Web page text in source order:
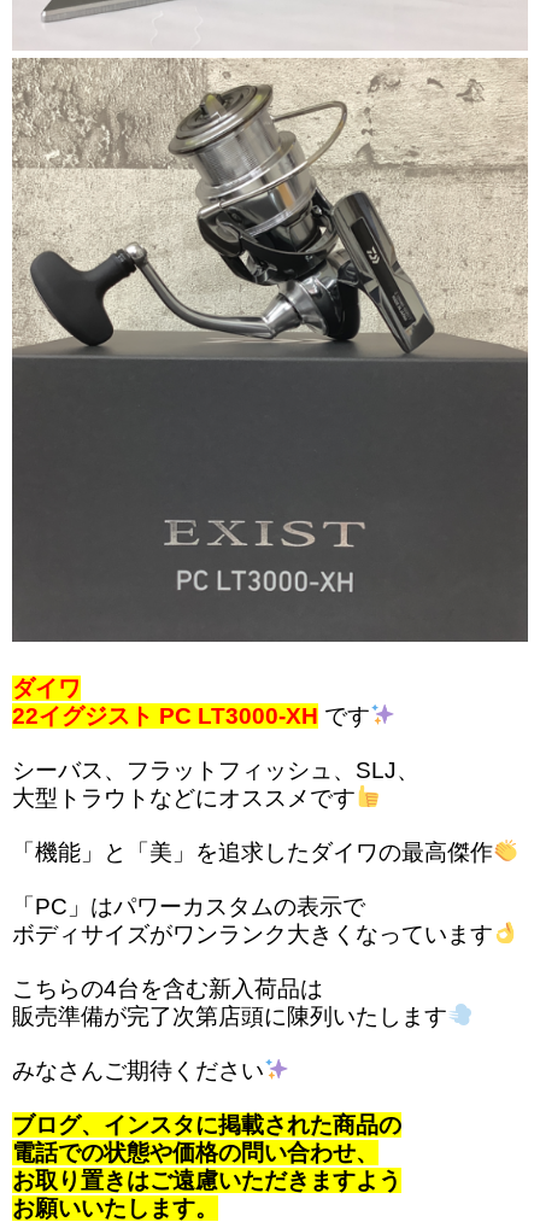
ダイワ
22イグジスト PC LT3000-XH です
シーバス、フラットフィッシュ、SLJ、
大型トラウトなどにオススメです
「機能」と「美」を追求したダイワの最高傑作
「PC」はパワーカスタムの表示で
ボディサイズがワンランク大きくなっています
こちらの4台を含む新入荷品は
販売準備が完了次第店頭に陳列いたします
みなさんご期待ください
ブログ、インスタに掲載された商品の
電話での状態や価格の問い合わせ、
お取り置きはご遠慮いただきますよう
お願いいたします。